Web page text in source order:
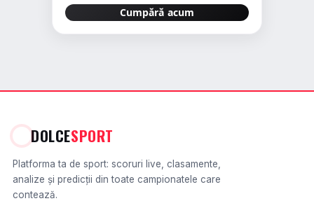
Cumpără acum
DOLCESPORT
Platforma ta de sport: scoruri live, clasamente,
analize și predicții din toate campionatele care
contează.